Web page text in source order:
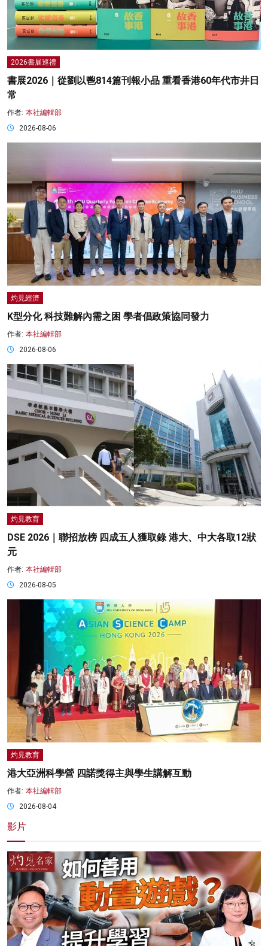
2026書展巡禮
書展2026｜從劉以鬯814篇刊報小品 重看香港60年代市井日
常
作者: 本社編輯部
2026-08-06
灼見經濟
K型分化 科技難解內需之困 學者倡政策協同發力
作者: 本社編輯部
2026-08-06
灼見教育
DSE 2026｜聯招放榜 四成五人獲取錄 港大、中大各取12狀
元
作者: 本社編輯部
2026-08-05
灼見教育
港大亞洲科學營 四諾獎得主與學生講解互動
作者: 本社編輯部
2026-08-04
影片